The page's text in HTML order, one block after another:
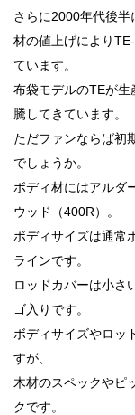
さらに2000年代後
材の値上げにより
ています。
布袋モデルのTEが
騰してきています。
ただファンならば初
でしょうか。
ボディ材にはアルダ
ウッド（400R）。
ボディサイズは通常
ラインです。
ロッドカバーは小さ
ゴ入りです。
ボディサイズやロッ
すが、
木材のスペックやピ
クです。